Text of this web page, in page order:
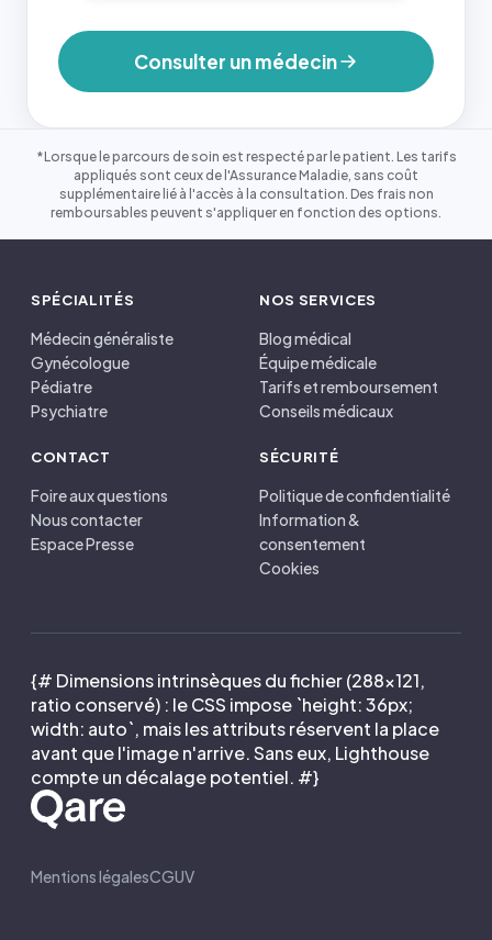
Consulter un médecin
*Lorsque le parcours de soin est respecté par le patient. Les tarifs
appliqués sont ceux de l'Assurance Maladie, sans coût
supplémentaire lié à l'accès à la consultation. Des frais non
remboursables peuvent s'appliquer en fonction des options.
SPÉCIALITÉS
Médecin généraliste
Gynécologue
Pédiatre
Psychiatre
NOS SERVICES
Blog médical
Équipe médicale
Tarifs et remboursement
Conseils médicaux
CONTACT
Foire aux questions
Nous contacter
Espace Presse
SÉCURITÉ
Politique de confidentialité
Information &
consentement
Cookies
{# Dimensions intrinsèques du fichier (288×121,
ratio conservé) : le CSS impose `height: 36px;
width: auto`, mais les attributs réservent la place
avant que l'image n'arrive. Sans eux, Lighthouse
compte un décalage potentiel. #}
Mentions légalesCGUV